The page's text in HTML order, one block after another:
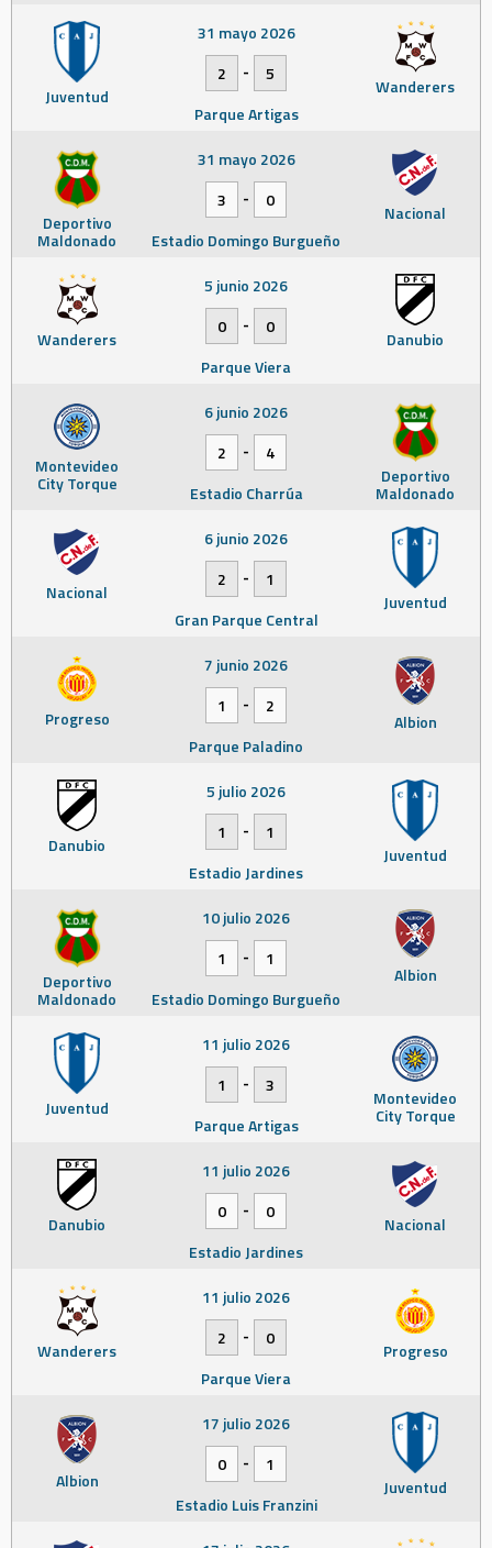
Juventud Wanderers
31 mayo 2026
2
-
5
Parque Artigas
Deportivo
Maldonado
Nacional
31 mayo 2026
3
-
0
Estadio Domingo Burgueño
Wanderers Danubio
5 junio 2026
0
-
0
Parque Viera
Montevideo
City Torque Deportivo
Maldonado
6 junio 2026
2
-
4
Estadio Charrúa
Nacional Juventud
6 junio 2026
2
-
1
Gran Parque Central
Progreso Albion
7 junio 2026
1
-
2
Parque Paladino
Danubio Juventud
5 julio 2026
1
-
1
Estadio Jardines
Deportivo
Maldonado
Albion
10 julio 2026
1
-
1
Estadio Domingo Burgueño
Juventud Montevideo
City Torque
11 julio 2026
1
-
3
Parque Artigas
Danubio Nacional
11 julio 2026
0
-
0
Estadio Jardines
Wanderers Progreso
11 julio 2026
2
-
0
Parque Viera
Albion Juventud
17 julio 2026
0
-
1
Estadio Luis Franzini